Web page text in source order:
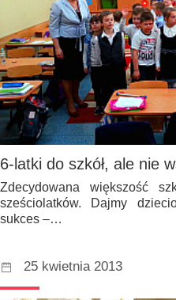
6-latki do szkół, ale nie
Zdecydowana większość
sześciolatków. Dajmy
sukces –…
25 kwietnia 2013